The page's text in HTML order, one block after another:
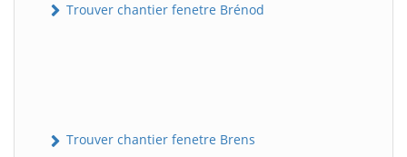
Trouver chantier fenetre Brénod
Trouver chantier fenetre Brens